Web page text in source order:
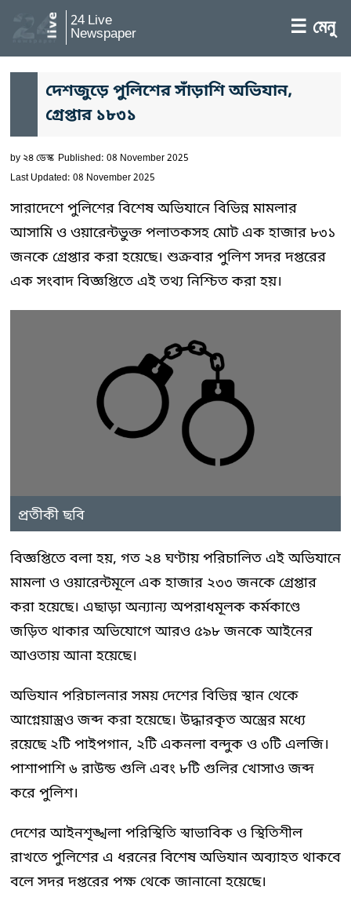
24 Live
Newspaper ☰ মেনু
দেশজুড়ে পুলিশের সাঁড়াশি অভিযান,
গ্রেপ্তার ১৮৩১
by২৪ ডেস্ক Published: 08 November 2025
Last Updated: 08 November 2025
সারাদেশে পুলিশের বিশেষ অভিযানে বিভিন্ন মামলার
আসামি ও ওয়ারেন্টভুক্ত পলাতকসহ মোট এক হাজার ৮৩১
জনকে গ্রেপ্তার করা হয়েছে। শুক্রবার পুলিশ সদর দপ্তরের
এক সংবাদ বিজ্ঞপ্তিতে এই তথ্য নিশ্চিত করা হয়।
প্রতীকী ছবি
বিজ্ঞপ্তিতে বলা হয়, গত ২৪ ঘণ্টায় পরিচালিত এই অভিযানে
মামলা ও ওয়ারেন্টমূলে এক হাজার ২৩৩ জনকে গ্রেপ্তার
করা হয়েছে। এছাড়া অন্যান্য অপরাধমূলক কর্মকাণ্ডে
জড়িত থাকার অভিযোগে আরও ৫৯৮ জনকে আইনের
আওতায় আনা হয়েছে।
অভিযান পরিচালনার সময় দেশের বিভিন্ন স্থান থেকে
আগ্নেয়াস্ত্রও জব্দ করা হয়েছে। উদ্ধারকৃত অস্ত্রের মধ্যে
রয়েছে ২টি পাইপগান, ২টি একনলা বন্দুক ও ৩টি এলজি।
পাশাপাশি ৬ রাউন্ড গুলি এবং ৮টি গুলির খোসাও জব্দ
করে পুলিশ।
দেশের আইনশৃঙ্খলা পরিস্থিতি স্বাভাবিক ও স্থিতিশীল
রাখতে পুলিশের এ ধরনের বিশেষ অভিযান অব্যাহত থাকবে
বলে সদর দপ্তরের পক্ষ থেকে জানানো হয়েছে।